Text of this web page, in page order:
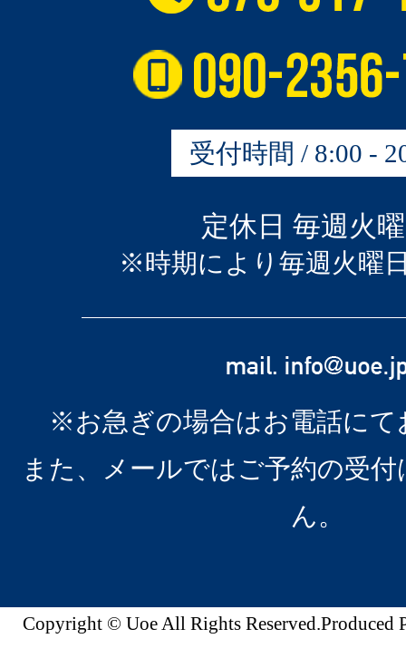
受付時間 / 8:00 -
定休日 毎週火
※時期により毎週火曜
※お急ぎの場合はお電話にて
また、メールではご予約の受
ん。
Copyright © Uoe All Rights Reserved.Produced